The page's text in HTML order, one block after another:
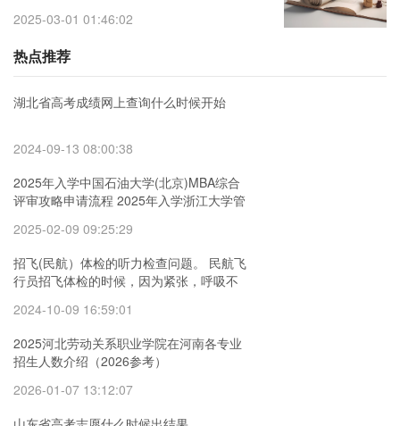
2025-03-01 01:46:02
热点推荐
湖北省高考成绩网上查询什么时候开始
2024-09-13 08:00:38
2025年入学中国石油大学(北京)MBA综合
评审攻略申请流程 2025年入学浙江大学管
2025-02-09 09:25:29
招飞(民航）体检的听力检查问题。 民航飞
行员招飞体检的时候，因为紧张，呼吸不
查(还是以心脏彩超的
2024-10-09 16:59:01
2025河北劳动关系职业学院在河南各专业
招生人数介绍（2026参考）
2026-01-07 13:12:07